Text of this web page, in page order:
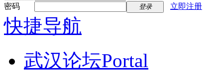
密码
登录 立即注册
快捷导航
武汉论坛Portal